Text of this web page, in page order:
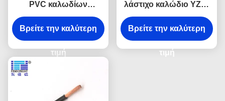
PVC καλωδίων
πυρήνων 2.5mm2 που
μονώνεται για την
οικογένεια
Βρείτε την καλύτερη
τιμή
λάστιχο καλώδιο YZW,
καλώδιο αγωγών
χαλκού 1.5mm - 400mm
γυμνό
Βρείτε την καλύτερη
τιμή